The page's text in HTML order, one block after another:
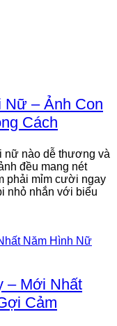
Nữ – Ảnh Con
Cách
nữ nào dễ thương và
đều mang nét
phải mỉm cười ngay
nhỏ nhắn với biểu
– Mới Nhất
Cảm